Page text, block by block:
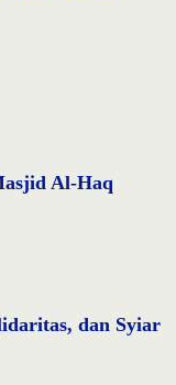
Al-Haq
dan Syiar